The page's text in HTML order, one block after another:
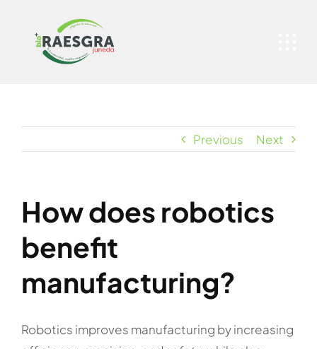
content
Previous Next
How does robotics
benefit
manufacturing?
Robotics improves manufacturing by increasing